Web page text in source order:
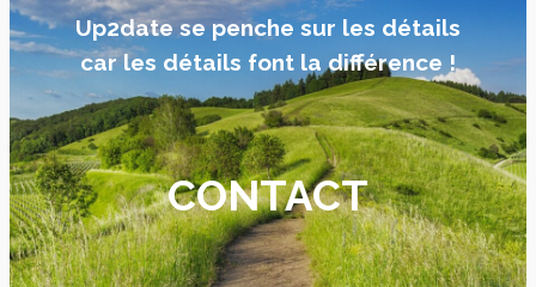
Up2date se penche sur les détails
car les détails font la différence !
CONTACT